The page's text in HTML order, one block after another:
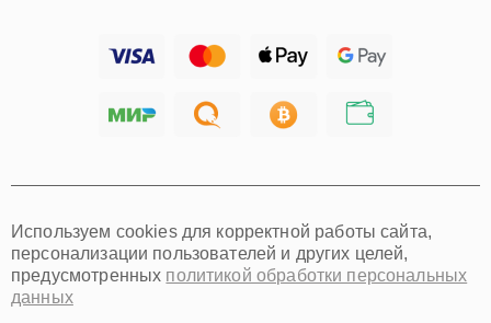
Хабаровск
Омск
Красноярск
Пермь
Ульяновск
Используем cookies для корректной работы сайта,
персонализации пользователей и других целей,
предусмотренных политикой обработки персональных
данных